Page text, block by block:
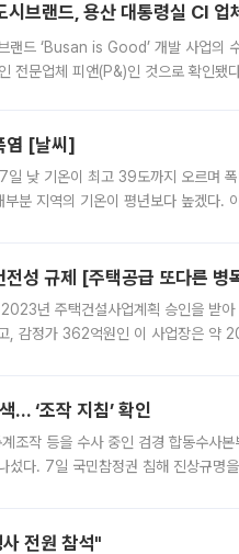
랜드, 용산 대통령실 CI 업
랜드 ‘Busan is Good’ 개발 사업의
전문업체 피앤(P&)인 것으로 확인됐
염 [날씨]
일 낮 기온이 최고 39도까지 오르며
분 지역의 기온이 평년보다 높겠다.
성 규제 [주택공급 또다른
년 주택건설사업계획 승인을 받
, 감정가 362억원인 이 사업장은 약
… ‘조작 지침’ 확인
조작 등을 수사 중인 검경 합동수사본
다. 7일 국민참정권 침해 진상규명
전원 참석"